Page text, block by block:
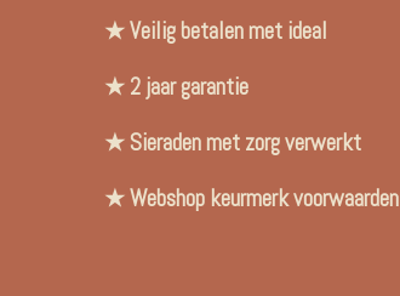
★ Veilig betalen met ideal
★ 2 jaar garantie
★ Sieraden met zorg verwerkt
★ Webshop keurmerk voorwaarden